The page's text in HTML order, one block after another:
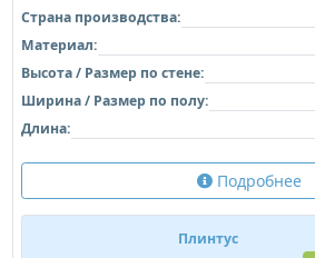
Страна производства:
Материал:
Высота / Размер по стене:
Ширина / Размер по полу:
Длина:
Подробнее
Плинтус